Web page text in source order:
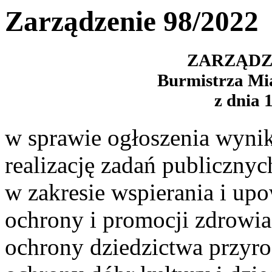
Zarządzenie 98/2022
Burmistrza
z dnia
w sprawie ogłoszenia
realizację zadań
w zakresie wspierania i
ochrony i promocji
ochrony dziedzictwa